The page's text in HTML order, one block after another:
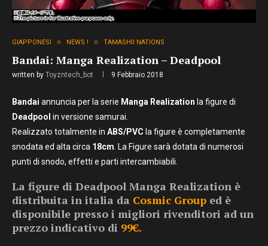
GIAPPONESI NEWS ! TAMASHII NATIONS
Bandai: Manga Realization – Deadpool
written by Toyzntech_bot 9 Febbraio 2018
Bandai annuncia per la serie Manga Realization la figure di
Deadpool in versione samurai.
Realizzato totalmente in ABS/PVC la figure è completamente
snodata ed alta circa 18cm . La Figure sarà dotata di numerosi
punti di snodo, effetti e parti intercambiabili.
La figure di Deadpool Manga Realization è
distribuita in italia da Cosmic Group ed è
disponibile presso i migliori rivenditori ad un
prezzo indicativo di 99€.